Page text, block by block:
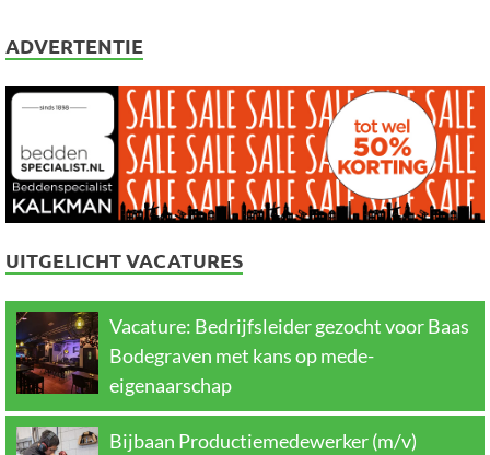
ADVERTENTIE
UITGELICHT VACATURES
Vacature: Bedrijfsleider gezocht voor Baas
Bodegraven met kans op mede-
eigenaarschap
Bijbaan Productiemedewerker (m/v)